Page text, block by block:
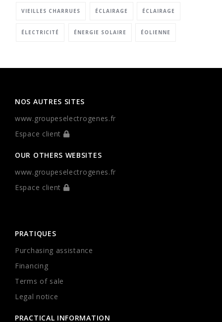
VIEILLES CHARRUES ÉCLAIRAGE ÉCLAIRAGE
ÉLECTRICITÉ ÉNERGIE SOLAIRE ÉOLIENNE
NOS AUTRES SITES
www.groupeselectrogenes.fr
Espace client
OUR OTHERS WEBSITES
www.groupeselectrogenes.fr
Espace client
PRATIQUES
Purchasing assistance
Financing
Terms of sale
Legal notice
PRACTICAL INFORMATION